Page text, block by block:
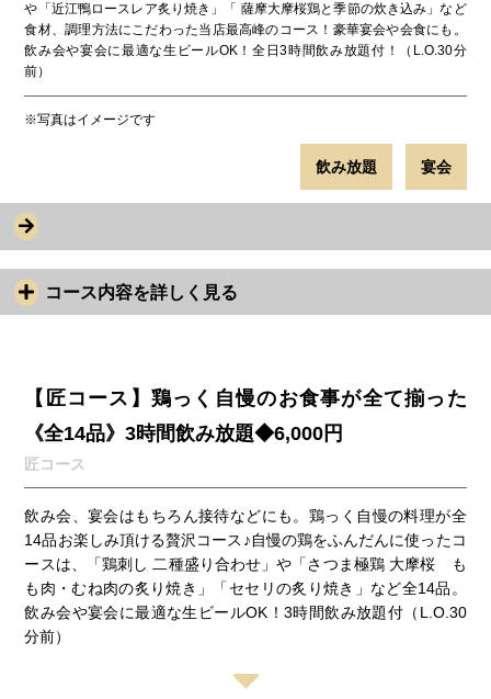
や「近江鴨ロースレア炙り焼き」「 薩摩大摩桜鶏と季節の炊き込み」など
食材、調理方法にこだわった当店最高峰のコース！豪華宴会や会食にも。
飲み会や宴会に最適な生ビールOK！全日3時間飲み放題付！（L.O.30分
前）
※写真はイメージです
飲み放題 宴会
コース内容を詳しく見る
【匠コース】鶏っく自慢のお食事が全て揃った
《全14品》3時間飲み放題◆6,000円
匠コース
飲み会、宴会はもちろん接待などにも。鶏っく自慢の料理が全
14品お楽しみ頂ける贅沢コース♪自慢の鶏をふんだんに使ったコ
ースは、「鶏刺し 二種盛り合わせ」や「さつま極鶏 大摩桜 も
も肉・むね肉の炙り焼き」「セセリの炙り焼き」など全14品。
飲み会や宴会に最適な生ビールOK！3時間飲み放題付（L.O.30
分前）